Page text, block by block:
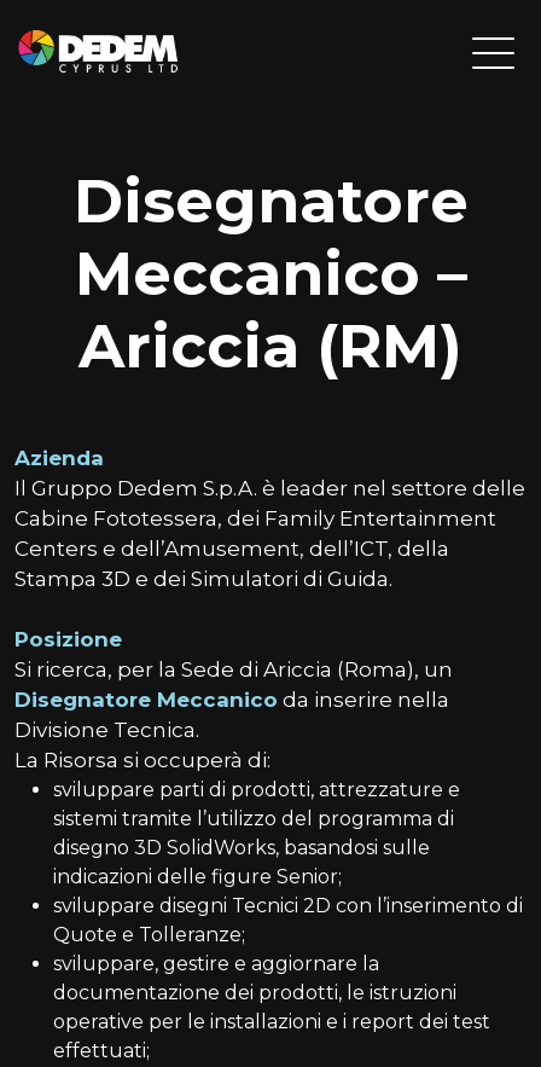
Disegnatore
Meccanico –
Ariccia (RM)
Azienda
Il Gruppo Dedem S.p.A. è leader nel settore delle
Cabine Fototessera, dei Family Entertainment
Centers e dell’Amusement, dell’ICT, della
Stampa 3D e dei Simulatori di Guida.
Posizione
Si ricerca, per la Sede di Ariccia (Roma), un
Disegnatore Meccanico da inserire nella
Divisione Tecnica.
La Risorsa si occuperà di:
sviluppare parti di prodotti, attrezzature e
sistemi tramite l’utilizzo del programma di
disegno 3D SolidWorks, basandosi sulle
indicazioni delle figure Senior;
sviluppare disegni Tecnici 2D con l’inserimento di
Quote e Tolleranze;
sviluppare, gestire e aggiornare la
documentazione dei prodotti, le istruzioni
operative per le installazioni e i report dei test
effettuati;